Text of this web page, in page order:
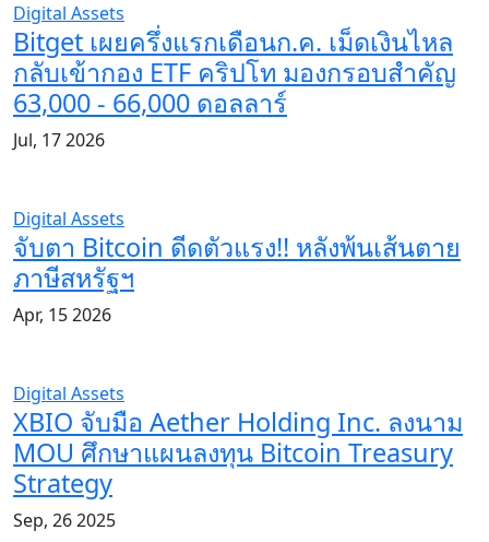
Digital Assets
Bitget เผยครึ่งแรกเดือนก.ค. เม็ดเงินไหล
กลับเข้ากอง ETF คริปโท มองกรอบสำคัญ
63,000 - 66,000 ดอลลาร์
Jul, 17 2026
Digital Assets
จับตา Bitcoin ดีดตัวแรง!! หลังพ้นเส้นตาย
ภาษีสหรัฐฯ
Apr, 15 2026
Digital Assets
XBIO จับมือ Aether Holding Inc. ลงนาม
MOU ศึกษาแผนลงทุน Bitcoin Treasury
Strategy
Sep, 26 2025